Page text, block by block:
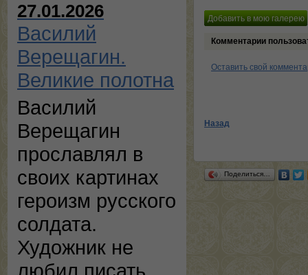
27.01.2026
Василий
Верещагин.
Великие полотна
Василий
Верещагин
прославлял в
своих картинах
героизм русского
солдата.
Художник не
Комментарии
Оставить свой
Назад
Поделиться…